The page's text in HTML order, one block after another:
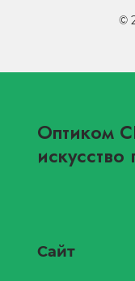
©
Оптиком
Сайт